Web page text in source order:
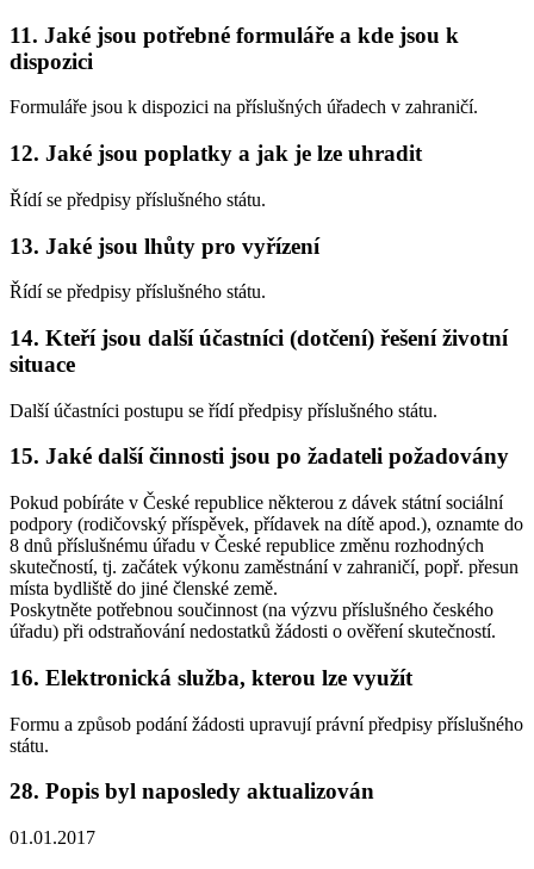
11. Jaké jsou potřebné formuláře a kde jsou k
dispozici
Formuláře jsou k dispozici na příslušných úřadech v zahraničí.
12. Jaké jsou poplatky a jak je lze uhradit
Řídí se předpisy příslušného státu.
13. Jaké jsou lhůty pro vyřízení
Řídí se předpisy příslušného státu.
14. Kteří jsou další účastníci (dotčení) řešení životní
situace
Další účastníci postupu se řídí předpisy příslušného státu.
15. Jaké další činnosti jsou po žadateli požadovány
Pokud pobíráte v České republice některou z dávek státní sociální
podpory (rodičovský příspěvek, přídavek na dítě apod.), oznamte do
8 dnů příslušnému úřadu v České republice změnu rozhodných
skutečností, tj. začátek výkonu zaměstnání v zahraničí, popř. přesun
místa bydliště do jiné členské země.
Poskytněte potřebnou součinnost (na výzvu příslušného českého
úřadu) při odstraňování nedostatků žádosti o ověření skutečností.
16. Elektronická služba, kterou lze využít
Formu a způsob podání žádosti upravují právní předpisy příslušného
státu.
28. Popis byl naposledy aktualizován
01.01.2017